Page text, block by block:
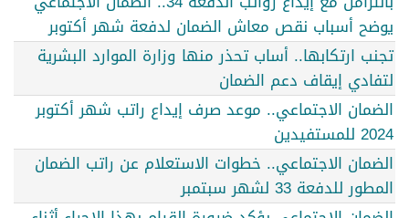
يوضح أسباب نقص معاش الضمان لدفعة شهر أكتوبر
تجنب ارتكابها.. أساب تحذر منها وزارة الموارد البشرية
لتفادي إيقاف دعم الضمان
الضمان الاجتماعي.. موعد صرف إيداع راتب شهر أكتوبر
2024 للمستفيدين
الضمان الاجتماعي.. خطوات الاستعلام عن راتب الضمان
المطور للدفعة 33 لشهر سبتمبر